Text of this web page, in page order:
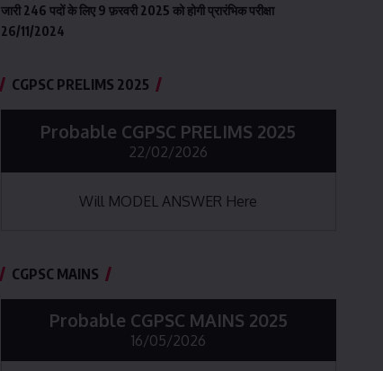
जारी 246 पदों के लिए 9 फ़रवरी 2025 को होगी प्रारंभिक परीक्षा
26/11/2024
CGPSC PRELIMS 2025
Probable CGPSC PRELIMS 2025
22/02/2026
Will MODEL ANSWER Here
CGPSC MAINS
Probable CGPSC MAINS 2025
16/05/2026